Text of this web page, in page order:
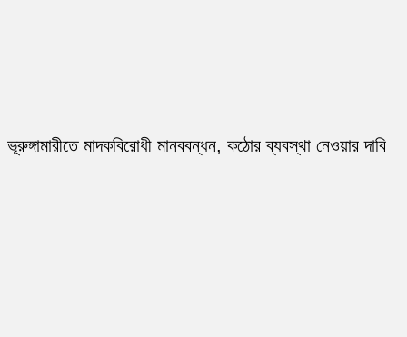
ভূরুঙ্গামারীতে মাদকবিরোধী মানববন্ধন, কঠোর ব্যবস্থা নেওয়ার দাবি